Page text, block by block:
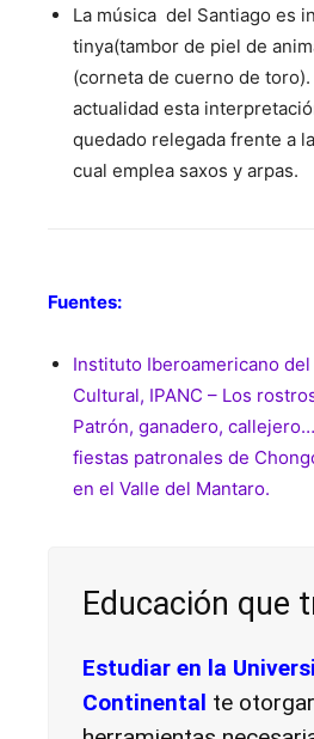
La música del Santiago es
tinya(tambor de piel de
(corneta de cuerno de
actualidad esta
quedado relegada frente a
cual emplea saxos y arpas.
Fuentes:
Instituto Iberoamericano
Cultural, IPANC – Los
Patrón, ganadero,
fiestas patronales de
en el Valle del Mantaro.
Educación que
Estudiar en la
Continental te